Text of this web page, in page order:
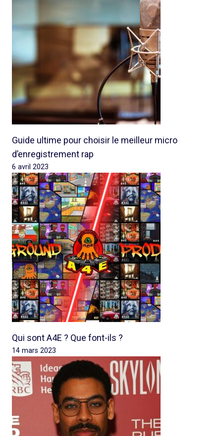
Guide ultime pour choisir le meilleur micro
d’enregistrement rap
6 avril 2023
Qui sont A4E ? Que font-ils ?
14 mars 2023